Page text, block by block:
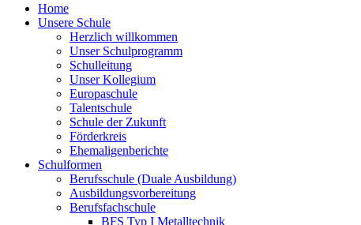
Home
Unsere Schule
Herzlich willkommen
Unser Schulprogramm
Schulleitung
Unser Kollegium
Europaschule
Talentschule
Schule der Zukunft
Förderkreis
Ehemaligenberichte
Schulformen
Berufsschule (Duale Ausbildung)
Ausbildungsvorbereitung
Berufsfachschule
BFS Typ I Metalltechnik